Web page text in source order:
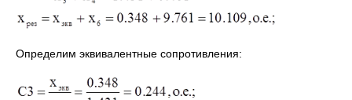
Определим эквивалентные сопротивления: